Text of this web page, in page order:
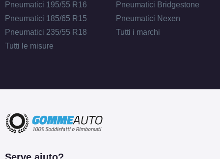
Pneumatici 195/55 R16
Pneumatici 185/65 R15
Pneumatici 235/55 R18
Tutti le misure
Pneumatici Bridgestone
Pneumatici Nexen
Tutti i marchi